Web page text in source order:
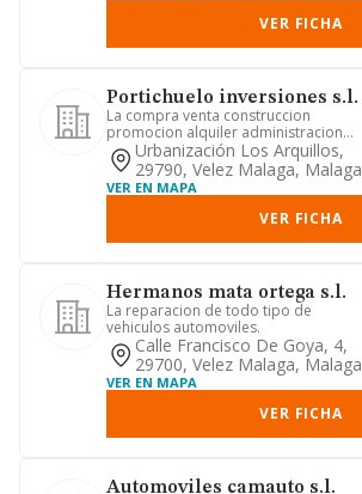
VER FICHA
Portichuelo inversiones s.l.
La compra venta construccion
promocion alquiler administracion
gerencia y explotacion de todo tipo ...
Urbanización Los Arquillos,
29790, Velez Malaga, Malaga
VER EN MAPA
VER FICHA
Hermanos mata ortega s.l.
La reparacion de todo tipo de
vehiculos automoviles.
Calle Francisco De Goya, 4,
29700, Velez Malaga, Malaga
VER EN MAPA
VER FICHA
Automoviles camauto s.l.